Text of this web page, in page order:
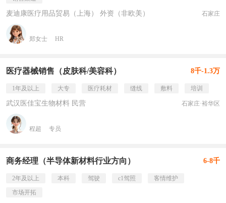
麦迪康医疗用品贸易（上海） 外资（非欧美） 石家庄
郑女士 HR
医疗器械销售（皮肤科/美容科） 8千-1.3万
1年及以上 大专 医疗耗材 缝线 敷料 培训
武汉医佳宝生物材料 民营 石家庄·裕华区
程超 专员
商务经理（半导体新材料行业方向） 6-8千
2年及以上 本科 驾驶 c1驾照
客情维护
市场开拓